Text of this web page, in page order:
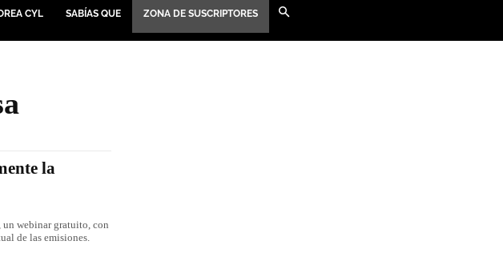
CYL SABÍAS QUE ZONA DE SUSCRIPTORES
la
un webinar gratuito, con
de las emisiones.